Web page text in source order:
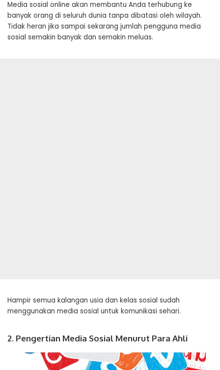
Media sosial online akan membantu Anda terhubung ke
banyak orang di seluruh dunia tanpa dibatasi oleh wilayah.
Tidak heran jika sampai sekarang jumlah pengguna media
sosial semakin banyak dan semakin meluas.
Hampir semua kalangan usia dan kelas sosial sudah
menggunakan media sosial untuk komunikasi sehari.
2. Pengertian Media Sosial Menurut Para Ahli